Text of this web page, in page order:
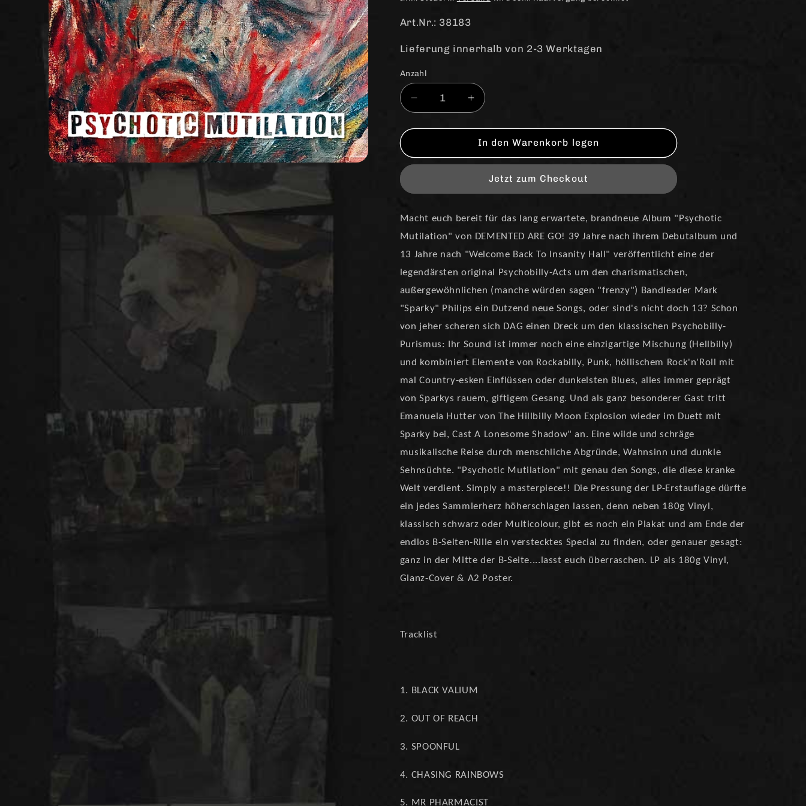
Art.Nr.: 38183
Lieferung innerhalb von 2-3 Werktagen
Anzahl
Anzahl
Verringere
die
Menge
Demented
&quot;Psychotic
LP
(smokey
bloodred)
Erhöhe
die
Menge
für
Demented
&quot;Psychotic
LP
(smokey
bloodred)
In den Warenkorb legen
Jetzt zum Checkout
Macht euch bereit für das lang erwartete, brandneue Album "Psychotic
Mutilation" von DEMENTED ARE GO! 39 Jahre nach ihrem Debutalbum und
13 Jahre nach "Welcome Back To Insanity Hall" veröffentlicht eine der
legendärsten original Psychobilly-Acts um den charismatischen,
außergewöhnlichen (manche würden sagen "frenzy") Bandleader Mark
"Sparky" Philips ein Dutzend neue Songs, oder sind's nicht doch 13? Schon
von jeher scheren sich DAG einen Dreck um den klassischen Psychobilly-
Purismus: Ihr Sound ist immer noch eine einzigartige Mischung (Hellbilly)
und kombiniert Elemente von Rockabilly, Punk, höllischem Rock'n'Roll mit
mal Country-esken Einflüssen oder dunkelsten Blues, alles immer geprägt
von Sparkys rauem, giftigem Gesang. Und als ganz besonderer Gast tritt
Emanuela Hutter von The Hillbilly Moon Explosion wieder im Duett mit
Sparky bei, Cast A Lonesome Shadow" an. Eine wilde und schräge
musikalische Reise durch menschliche Abgründe, Wahnsinn und dunkle
Sehnsüchte. "Psychotic Mutilation" mit genau den Songs, die diese kranke
Welt verdient. Simply a masterpiece!! Die Pressung der LP-Erstauflage dürfte
ein jedes Sammlerherz höherschlagen lassen, denn neben 180g Vinyl,
klassisch schwarz oder Multicolour, gibt es noch ein Plakat und am Ende der
endlos B-Seiten-Rille ein verstecktes Special zu finden, oder genauer gesagt:
ganz in der Mitte der B-Seite....lasst euch überraschen. LP als 180g Vinyl,
Glanz-Cover & A2 Poster.
Tracklist
1. BLACK VALIUM
2. OUT OF REACH
3. SPOONFUL
4. CHASING RAINBOWS
5. MR PHARMACIST